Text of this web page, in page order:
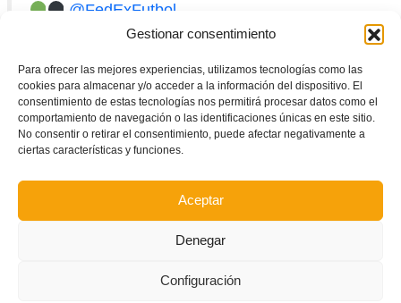
Gestionar consentimiento
Para ofrecer las mejores experiencias, utilizamos tecnologías como las
cookies para almacenar y/o acceder a la información del dispositivo. El
consentimiento de estas tecnologías nos permitirá procesar datos como el
comportamiento de navegación o las identificaciones únicas en este sitio.
No consentir o retirar el consentimiento, puede afectar negativamente a
ciertas características y funciones.
Aceptar
Denegar
Configuración
@FedExFutbol
Selecció Valenciana sub19
Librilla (Murcia)
10:30#SomValenciana
pic.twitter.com/1FipnW4ARD
— FFCV (@FFCV_info)